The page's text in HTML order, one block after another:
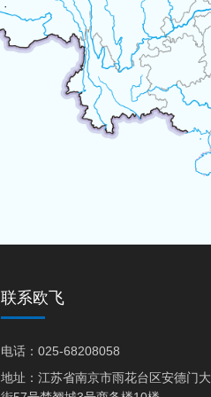
联系欧飞
电话：025-68208058
地址：江苏省南京市雨花台区安德门大